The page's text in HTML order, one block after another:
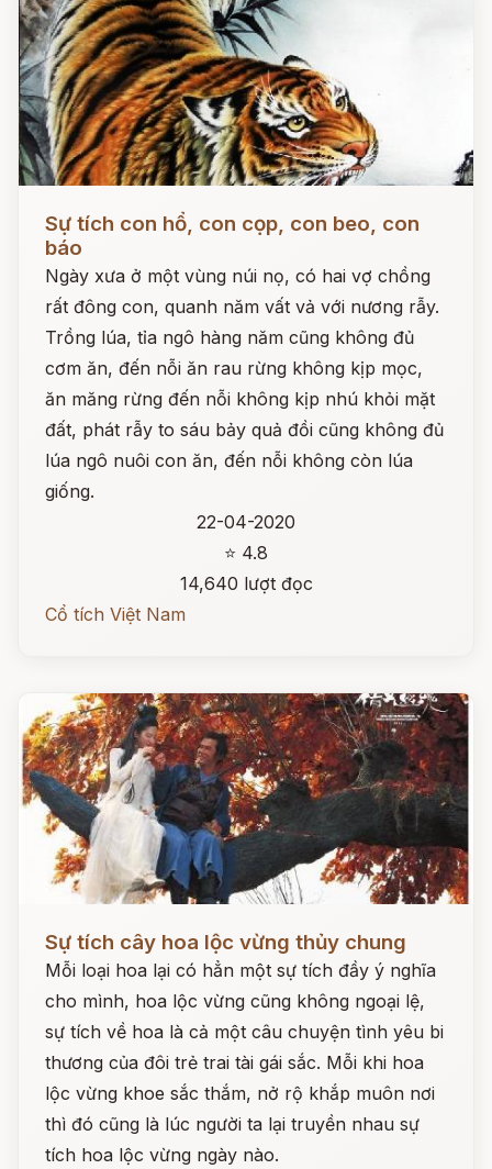
Sự tích con hổ, con cọp, con beo, con
báo
Ngày xưa ở một vùng núi nọ, có hai vợ chồng
rất đông con, quanh năm vất vả với nương rẫy.
Trồng lúa, tỉa ngô hàng năm cũng không đủ
cơm ăn, đến nỗi ăn rau rừng không kịp mọc,
ăn măng rừng đến nỗi không kịp nhú khỏi mặt
đất, phát rẫy to sáu bảy quả đồi cũng không đủ
lúa ngô nuôi con ăn, đến nỗi không còn lúa
giống.
22-04-2020
⭐ 4.8
14,640 lượt đọc
Cổ tích Việt Nam
Sự tích cây hoa lộc vừng thủy chung
Mỗi loại hoa lại có hẳn một sự tích đầy ý nghĩa
cho mình, hoa lộc vừng cũng không ngoại lệ,
sự tích về hoa là cả một câu chuyện tình yêu bi
thương của đôi trẻ trai tài gái sắc. Mỗi khi hoa
lộc vừng khoe sắc thắm, nở rộ khắp muôn nơi
thì đó cũng là lúc người ta lại truyền nhau sự
tích hoa lộc vừng ngày nào.